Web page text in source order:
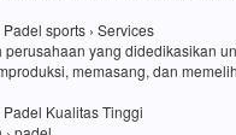
sports › Services
yang didedikasikan
memasang, dan
Kualitas Tinggi